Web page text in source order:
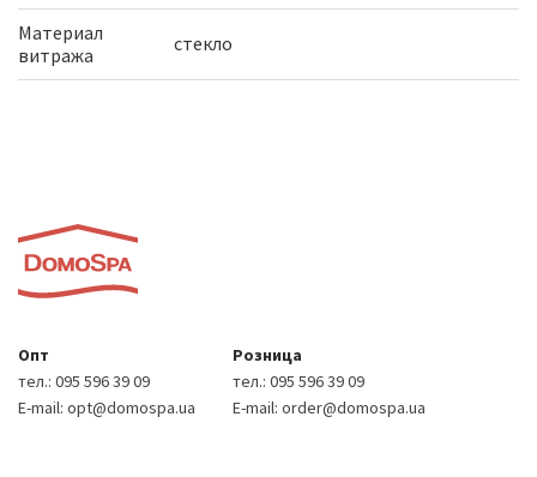
Материал
витража
стекло
Опт
тел.: 095 596 39 09
E-mail: opt@domospa.ua
Розница
тел.: 095 596 39 09
E-mail: order@domospa.ua